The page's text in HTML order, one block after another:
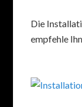
Die
empfehle